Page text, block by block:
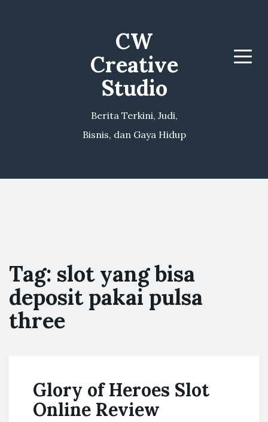
CW
Creative
Studio
Berita Terkini, Judi,
Bisnis, dan Gaya Hidup
Menu
Tag: slot yang bisa
deposit pakai pulsa
three
Glory of Heroes Slot
Online Review